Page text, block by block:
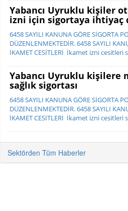
ihtiyaç de...
Yabancı Uyruklu kişiler
izni için sigortaya ihtiyaç
6458 SAYILI KANUNA GÖRE SİGORTA
DÜZENLENMEKTEDİR. 6458 SAYILI
İKAMET ÇEŞİTLERİ İkamet izni çeşitleri
Yabancı Uyruklu kişilere
sağlık sigortası
6458 SAYILI KANUNA GÖRE SİGORTA
DÜZENLENMEKTEDİR. 6458 SAYILI
İKAMET ÇEŞİTLERİ İkamet izni çeşitleri
Sektörden Tüm Haberler